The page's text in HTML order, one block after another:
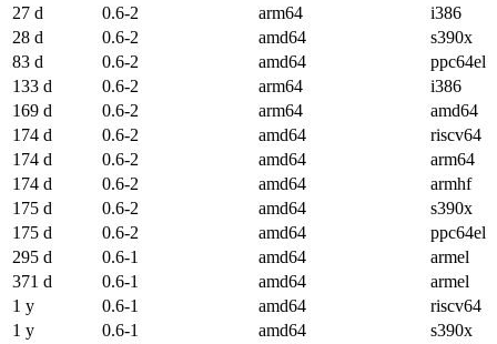
27 d
0.6-2 arm64
i386
28 d
0.6-2 amd64
s390x
83 d
0.6-2 amd64
ppc64el
133 d
0.6-2 arm64
i386
169 d
0.6-2 arm64
amd64
174 d
0.6-2 amd64
riscv64
174 d
0.6-2 amd64
arm64
174 d
0.6-2 amd64
armhf
175 d
0.6-2 amd64
s390x
175 d
0.6-2 amd64
ppc64el
295 d
0.6-1 amd64
armel
371 d
0.6-1 amd64
armel
1 y
0.6-1 amd64
riscv64
1 y
0.6-1 amd64
s390x